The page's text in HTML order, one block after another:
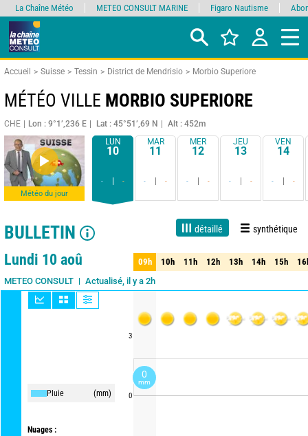
Accueil Suisse Tessin District de Mendrisio Morbio Superiore
MÉTÉO VILLE MORBIO SUPERIORE
CHE Lon : 9°1’,236 E Lat : 45°51’,69 N Alt : 452m
Météo du jour
LUN
10
- -
MAR
11
- -
MER
12
- -
JEU
13
- -
VEN
14
- -
BULLETIN détaillé synthétique
1 jour 3 jours 7 jours 15 jours Fiabilité 90%
Lundi 10 aoû
METEO CONSULT Actualisé, il y a 2h
Pluie (mm)
Nuages :
3
0
09h 10h 11h 12h 13h 14h 15h
09h 10h 11h 12h 13h 14h 15h
La Chaîne Météo METEO CONSULT MARINE Figaro Nautisme
0
mm